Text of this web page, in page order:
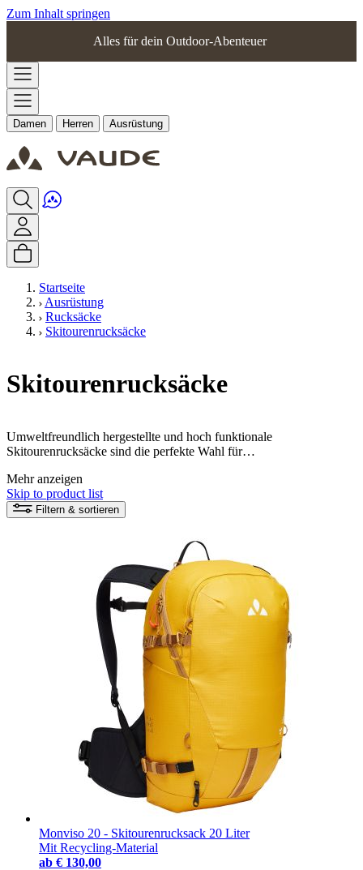
Zum Inhalt springen
Alles für dein Outdoor-Abenteuer
Damen Herren Ausrüstung
Startseite
Ausrüstung
Rucksäcke
Skitourenrucksäcke
Skitourenrucksäcke
Umweltfreundlich hergestellte und hoch funktionale
Skitourenrucksäcke sind die perfekte Wahl für
eine hohe Funktionalität benötigen. Diese Rucksäcke sind aus
nachhaltigen Materialien hergestellt und bieten praktische
Funktionen wie Skiträger und wasserdichte Taschen, um alle
Mehr anzeigen
Skip to product list
Filtern & sortieren
Monviso 20 - Skitourenrucksack 20 Liter
Mit Recycling-Material
ab € 130,00